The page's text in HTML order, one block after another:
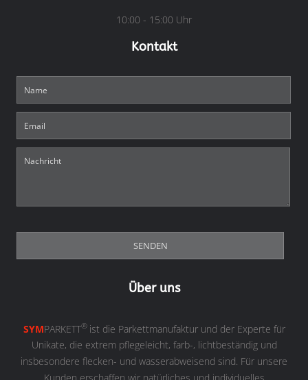
10:00 - 15:00 Uhr
Kontakt
Über uns
SYMPARKETT® ist die Parkettmanufaktur und der Experte für
Unikate, die extrem pflegeleicht, farb-, lichtbeständig und
insbesondere flecken- und wasserabweisend sind. Für unsere